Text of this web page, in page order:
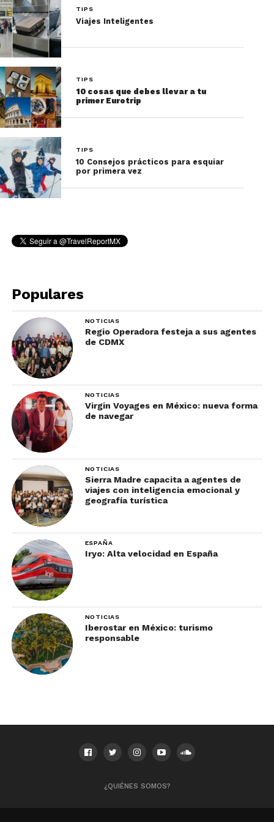
TIPS
Viajes Inteligentes
TIPS
10 cosas que debes llevar a tu
primer Eurotrip
TIPS
10 Consejos prácticos para esquiar
por primera vez
Populares
NOTICIAS
Regio Operadora festeja a sus agentes
de CDMX
NOTICIAS
Virgin Voyages en México: nueva forma
de navegar
NOTICIAS
Sierra Madre capacita a agentes de
viajes con inteligencia emocional y
geografía turística
ESPAÑA
Iryo: Alta velocidad en España
NOTICIAS
Iberostar en México: turismo
responsable
¿QUIÉNES SOMOS?